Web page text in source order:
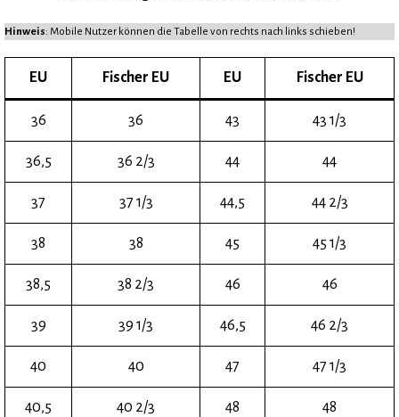
Hinweis: Mobile Nutzer können die Tabelle von rechts nach links schieben!
EU Fischer EU EU Fischer EU
36 36 43 43 1/3
36,5 36 2/3 44 44
37 37 1/3 44,5 44 2/3
38 38 45 45 1/3
38,5 38 2/3 46 46
39 39 1/3 46,5 46 2/3
40 40 47 47 1/3
40,5 40 2/3 48 48